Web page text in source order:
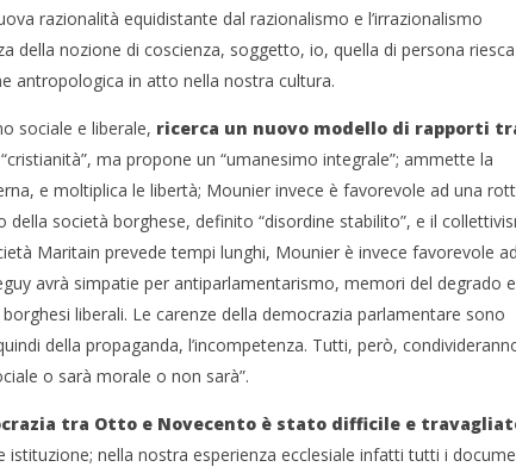
razionalità equidistante dal razionalismo e l’irrazionalismo
della nozione di coscienza, soggetto, io, quella di persona
antropologica in atto nella nostra cultura.
sociale e liberale, ricerca un nuovo modello di rapporti
ma propone un “umanesimo integrale”; ammette la
e moltiplica le libertà; Mounier invece è favorevole ad una
società borghese, definito “disordine stabilito”, e il
Maritain prevede tempi lunghi, Mounier è invece favorevole ad
avrà simpatie per antiparlamentarismo, memori del degrado e
liberali. Le carenze della democrazia parlamentare sono
della propaganda, l’incompetenza. Tutti, però,
o sarà morale o non sarà”.
tra Otto e Novecento è stato difficile e
istituzione; nella nostra esperienza ecclesiale infatti tutti i